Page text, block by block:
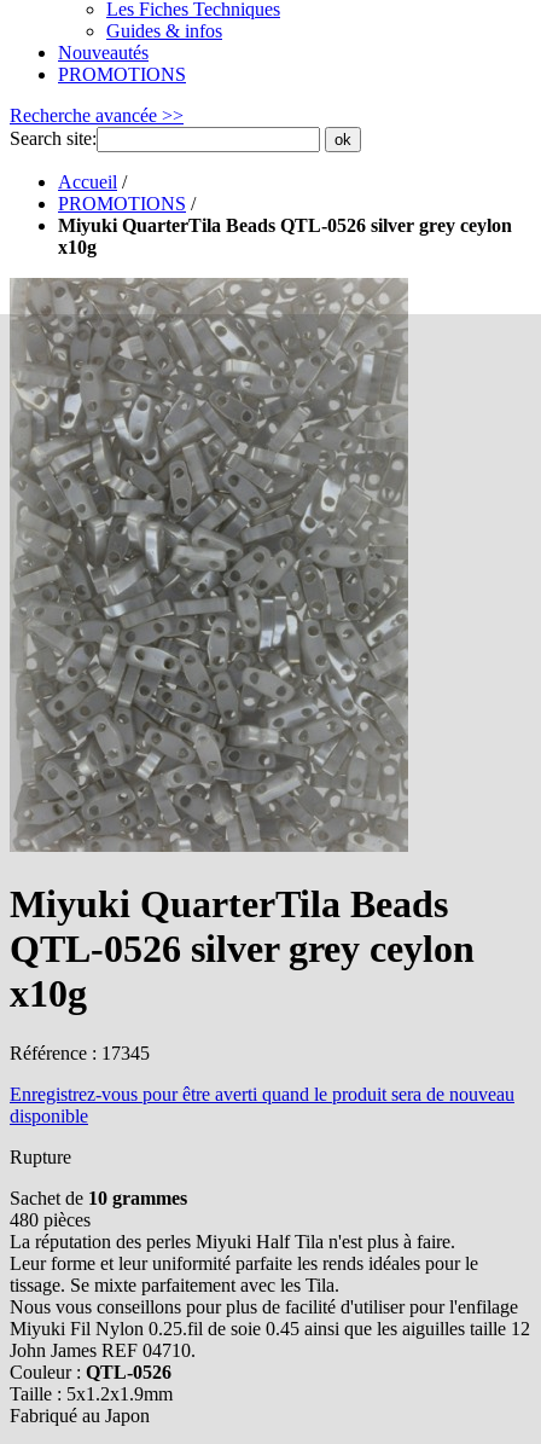
Les Fiches Techniques
Guides & infos
Nouveautés
PROMOTIONS
Recherche avancée >>
Search site:
ok
Accueil /
PROMOTIONS /
Miyuki QuarterTila Beads QTL-0526 silver grey ceylon
x10g
Miyuki QuarterTila Beads
QTL-0526 silver grey ceylon
x10g
Référence : 17345
Enregistrez-vous pour être averti quand le produit sera de nouveau
disponible
Rupture
Sachet de 10 grammes
480 pièces
La réputation des perles Miyuki Half Tila n'est plus à faire.
Leur forme et leur uniformité parfaite les rends idéales pour le
tissage. Se mixte parfaitement avec les Tila.
Nous vous conseillons pour plus de facilité d'utiliser pour l'enfilage
Miyuki Fil Nylon 0.25.fil de soie 0.45 ainsi que les aiguilles taille 12
John James REF 04710.
Couleur : QTL-0526
Taille : 5x1.2x1.9mm
Fabriqué au Japon